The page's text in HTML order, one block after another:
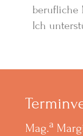
berufliche
Ich
Mag.a